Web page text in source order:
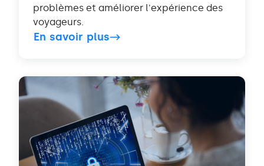
problèmes et améliorer l'expérience des
voyageurs.
En savoir plus